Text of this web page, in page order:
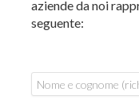
aziende da noi
seguente: